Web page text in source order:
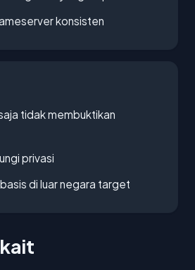
konsisten
tidak membuktikan
privasi
di luar negara target